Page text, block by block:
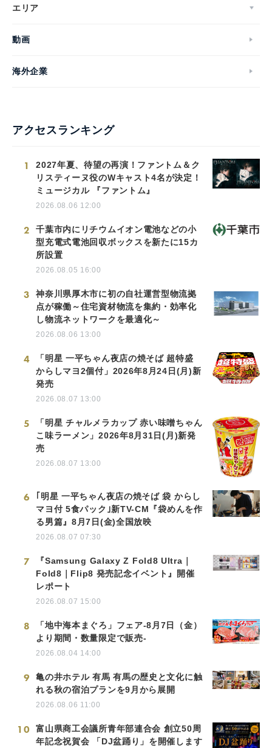
エリア
動画
海外企業
アクセスランキング
1
2027年夏、待望の再演！ファントム＆ク
リスティーヌ役のWキャスト4名が決定！
ミュージカル 『ファントム』
2026.08.06 12:00
2
千葉市内にリチウムイオン電池などの小
型充電式電池回収ボックスを新たに15カ
所設置
2026.08.05 16:00
3
神奈川県厚木市に初の自社運営型物流拠
点が稼働～住宅資材物流を集約・効率化
し物流ネットワークを最適化～
2026.08.06 13:00
4
「明星 一平ちゃん夜店の焼そば 超特盛
からしマヨ2個付」2026年8月24日(月)新
発売
2026.08.07 13:00
5
「明星 チャルメラカップ 赤い味噌ちゃん
こ味ラーメン」2026年8月31日(月)新発
売
2026.08.07 13:00
6
｢明星 一平ちゃん夜店の焼そば 袋 からし
マヨ付 5食パック｣新TV-CM『袋めんを作
る男篇』8月7日(金)全国放映
2026.08.07 07:30
7
『Samsung Galaxy Z Fold8 Ultra｜
Fold8｜Flip8 発売記念イベント』開催
レポート
2026.08.07 15:00
8
「地中海本まぐろ」フェア-8月7日（金）
より期間・数量限定で販売-
2026.08.04 14:00
9
亀の井ホテル 有馬 有馬の歴史と文化に触
れる秋の宿泊プランを9月から展開
2026.08.06 11:00
10
富山県商工会議所青年部連合会 創立50周
年記念祝賀会 「DJ盆踊り」を開催します